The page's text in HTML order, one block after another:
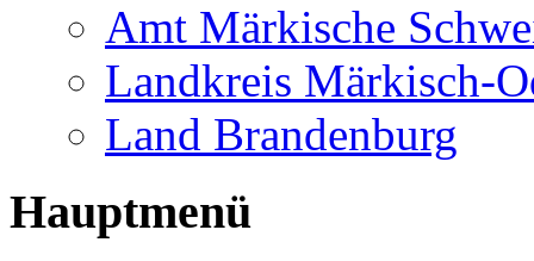
Amt Märkische
Landkreis Märkisch-
Land Brandenburg
Hauptmenü